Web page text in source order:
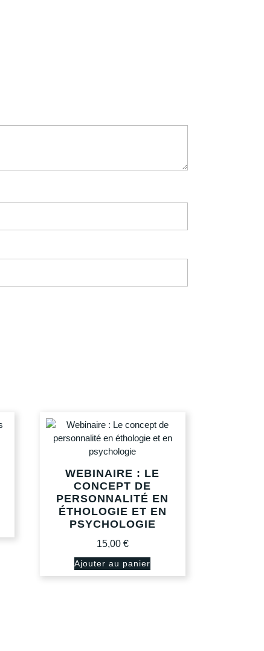
WEBINAIRE : LE
CONCEPT DE
PERSONNALITÉ EN
ÉTHOLOGIE ET EN
PSYCHOLOGIE
15,00 €
Ajouter au panier